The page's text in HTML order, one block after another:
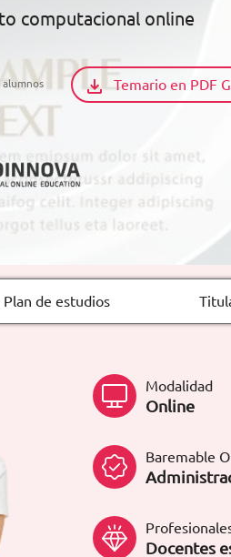
Certificados de
computacional online
alumnos Temario en PDF
Plan de estudios
Modalidad
Online
Baremable
Docentes